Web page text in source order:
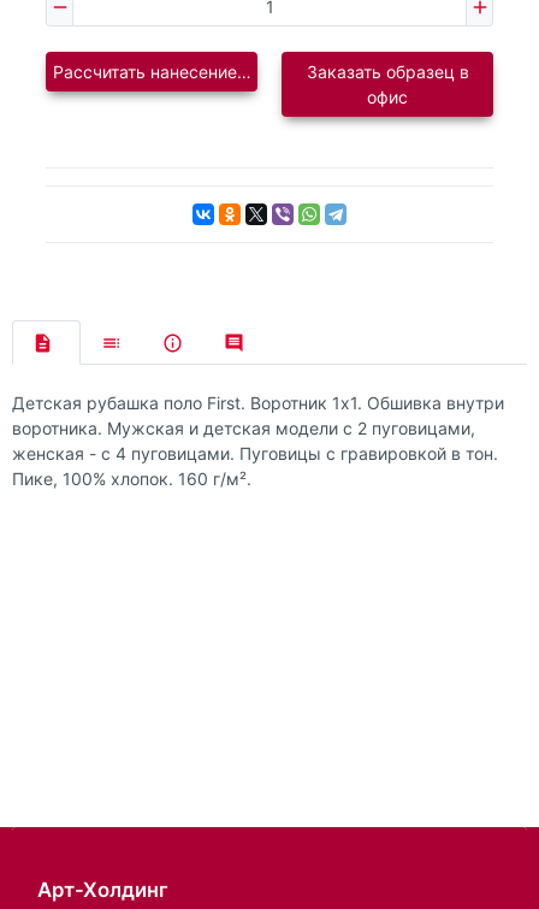
Рассчитать нанесение логотипаЗаказать образец в
офис
Детская рубашка поло First. Воротник 1х1. Обшивка внутри
воротника. Мужская и детская модели с 2 пуговицами,
женская - с 4 пуговицами. Пуговицы с гравировкой в тон.
Пике, 100% хлопок. 160 г/м².
Арт-Холдинг